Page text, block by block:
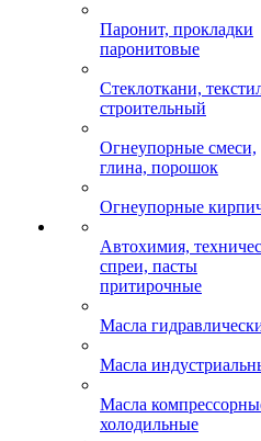
Паронит, прокладки
паронитовые
Стеклоткани,
строительный
Огнеупорные смеси,
глина, порошок
Огнеупорные
Автохимия,
спреи, пасты
притирочные
Масла
Масла
Масла
холодильные